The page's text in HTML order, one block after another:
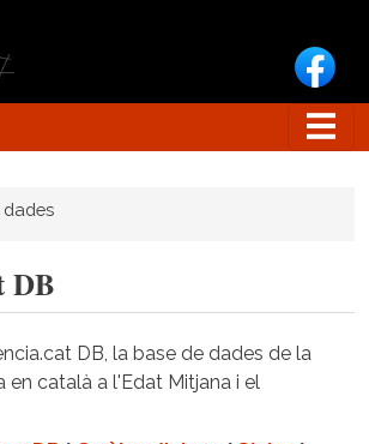
dades
DB
DB, la base de dades de la
en català a l'Edat Mitjana i el